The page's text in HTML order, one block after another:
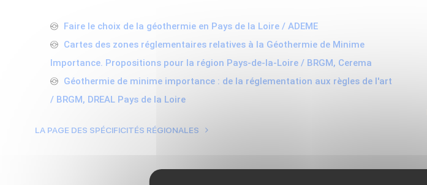
Faire le choix de la géothermie en Pays de la Loire / ADEME
Cartes des zones réglementaires relatives à la Géothermie de Minime
Importance. Propositions pour la région Pays-de-la-Loire / BRGM, Cerema
Géothermie de minime importance : de la réglementation aux règles de l'art
/ BRGM, DREAL Pays de la Loire
LA PAGE DES SPÉCIFICITÉS RÉGIONALES